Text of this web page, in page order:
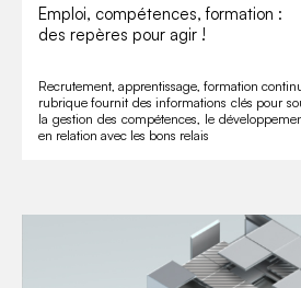
des repères pour agir !
rubrique fournit des informations clés pour
la gestion des compétences, le
en relation avec les bons relais